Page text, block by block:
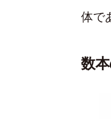
体で
数